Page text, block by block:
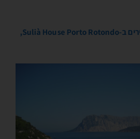
לבדיקת זמינות ומחירים ב-Sulià House Porto Rotondo,